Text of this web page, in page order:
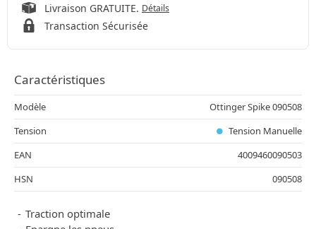
Livraison GRATUITE. Détails
Transaction Sécurisée
Caractéristiques
Modèle
Ottinger Spike 090508
Tension
Tension Manuelle
EAN
4009460090503
HSN
090508
Traction optimale